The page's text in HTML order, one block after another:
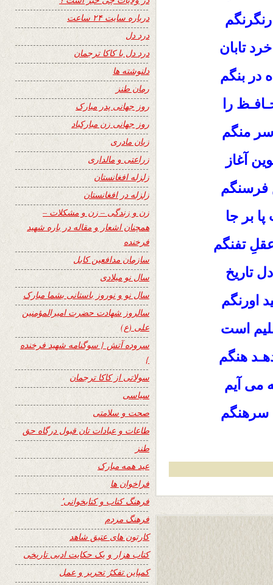
تابان
در بنگم
را
سر منگم
آغاز
فرسنگم
بر جا
تفنگم
تاریخ
اورنگم
است
هنگم
می آیم
سرهنگم
درباره سایت ۲۴ ساعت
درد دل
درد دل با کاکا ترجمان
دلنوشته ها
رمان طنز
روز جهانی پدر مبارک
روز جهانی زن مبارکباد
زبان مادری
زراعتی و مالداری
زلزله افغانستان
زلزله در افغانستان
زن و زندگی – زن و مشکلات –
همچنان اشعار و مقاله در باره شهید
فرخنده
سازمان مدافعین کابل
سال نو میلادی
سال نو و نوروز باستانی بشما مبارک
سالروز شهادت حضرت امیرالمؤمنین
علی (ع)
سروده آتش { سوگنامه شهید فرخنده
}
سولاتی از کاکا ترجمان
سیاسی
صحت و سلامتی
طاعات و عبادات تان قبول درگاه حق
طنز
عید همه مبارک
فراخوان ها
فرهنگ کتاب و کتابخوانی٬
فرهنگ مردم
کارتون های عتیق شاهد
کتاب هزار و یک حکایت ادبی تاریخی
کمپاین تفکرُ تحریر و عمل